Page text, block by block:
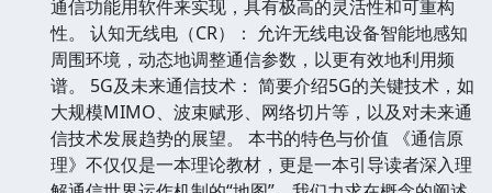
通信功能用软件来实现，具有极高的灵活性和可重构
性。 认知无线电（CR）： 允许无线电设备智能地感知
周围环境，动态地调整通信参数，以更有效地利用频
谱。 5G及未来通信技术： 简要介绍5G的关键技术，如
大规模MIMO、波束赋形、网络切片等，以及对未来通
信技术发展趋势的展望。 本书的特色与价值 《通信原
理》不仅仅是一本理论教材，更是一本引导读者深入理